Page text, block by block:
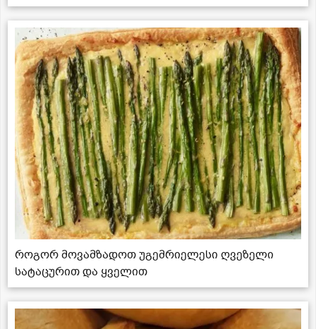
როგორ მოვამზადოთ უგემრიელესი ღვეზელი
სატაცურით და ყველით